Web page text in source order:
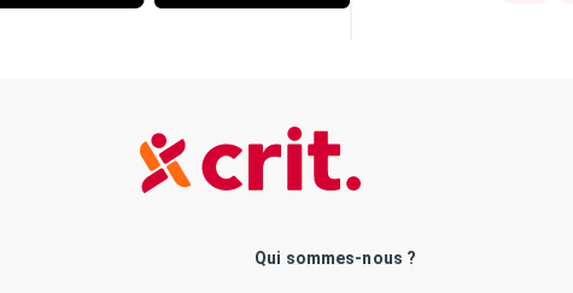
Qui sommes-nous ?